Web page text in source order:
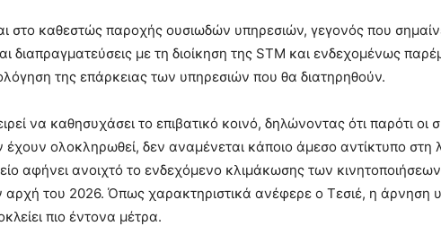
στο καθεστώς παροχής ουσιωδών υπηρεσιών, γεγονός που
διαπραγματεύσεις με τη διοίκηση της STM και ενδεχομένως
της επάρκειας των υπηρεσιών που θα διατηρηθούν.
να καθησυχάσει το επιβατικό κοινό, δηλώνοντας ότι παρότι οι
ολοκληρωθεί, δεν αναμένεται κάποιο άμεσο αντίκτυπο στη
αφήνει ανοιχτό το ενδεχόμενο κλιμάκωσης των κινητοποιήσεων,
του 2026. Όπως χαρακτηριστικά ανέφερε ο Τεσιέ, η άρνηση
πιο έντονα μέτρα.